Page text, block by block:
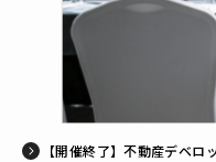
【開催終了】不動産デベ